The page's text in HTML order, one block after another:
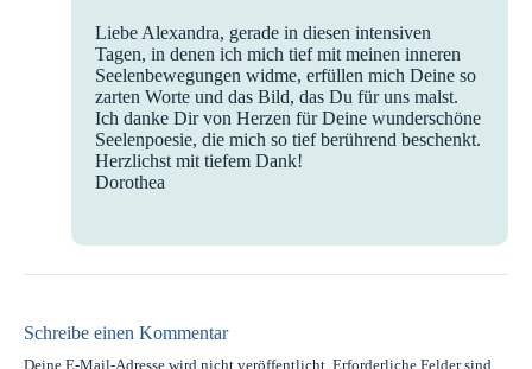
Liebe Alexandra, gerade in diesen intensiven
Tagen, in denen ich mich tief mit meinen inneren
Seelenbewegungen widme, erfüllen mich Deine so
zarten Worte und das Bild, das Du für uns malst.
Ich danke Dir von Herzen für Deine wunderschöne
Seelenpoesie, die mich so tief berührend beschenkt.
Herzlichst mit tiefem Dank!
Dorothea
Schreibe einen Kommentar
Deine E-Mail-Adresse wird nicht veröffentlicht. Erforderliche Felder sind